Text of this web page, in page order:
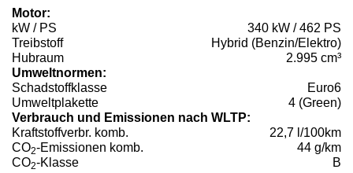
Motor:
kW / PS
340 kW / 462 PS
Treibstoff
Hybrid (Benzin/Elektro)
Hubraum
2.995 cm³
Umweltnormen:
Schadstoffklasse
Euro6
Umweltplakette
4 (Green)
Verbrauch und Emissionen nach WLTP:
Kraftstoffverbr. komb.
22,7 l/100km
CO2-Emissionen komb.
44 g/km
CO2-Klasse B